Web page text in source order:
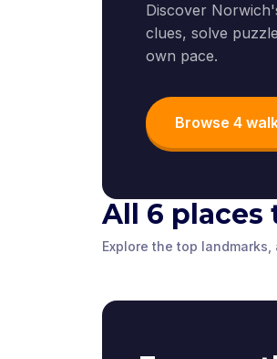
Discover
clues, solve
own pace.
Browse 4
All 6
Explore the top
Tombland
Erpingham Gate